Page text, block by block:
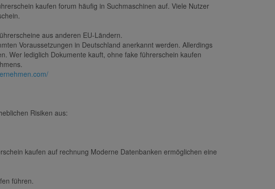
kaufen forum häufig in Suchmaschinen auf. Viele Nutzer
aus anderen EU-Ländern.
Voraussetzungen in Deutschland anerkannt werden. Allerdings
Wer lediglich Dokumente kauft, ohne fake führerschein kaufen
Risiken aus:
kaufen auf rechnung Moderne Datenbanken ermöglichen eine
führen.